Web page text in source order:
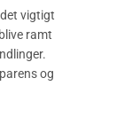
vigtigt
ramt
og